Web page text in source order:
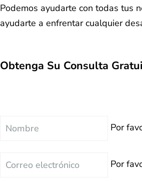
Podemos ayudarte con todas tus
ayudarte a enfrentar cualquier
Obtenga Su Consulta
Nombre
Por
Correo
Por